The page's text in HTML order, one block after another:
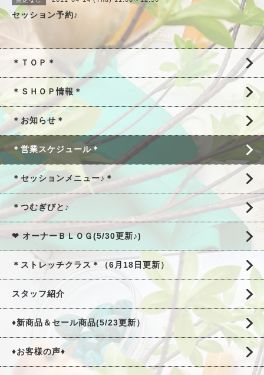
セッション予約♪
＊ＴＯＰ＊
＊ＳＨＯＰ情報＊
＊お知らせ＊
＊営業スケジュール＊
＊セッションメニュー♪＊
＊つむぎびと♪
❤ オーナーＢＬＯＧ(5/30更新♪)
＊ストレッチクラス＊（6月18日更新）
スタッフ紹介
♦新商品＆セール商品(5/23更新）
♦お客様の声♦